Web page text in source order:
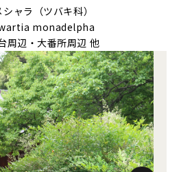
シャラ（ツバキ科）
monadelpha
周辺・大番所周辺 他